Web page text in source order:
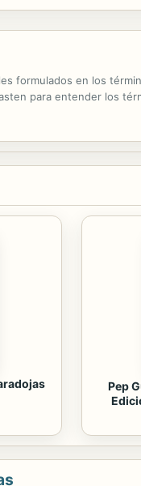
formulados en los
para entender los
Pep